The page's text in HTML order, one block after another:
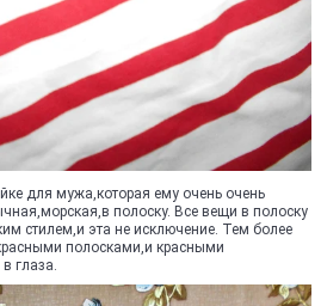
для мужа,которая ему очень очень
полоску. Все вещи в полоску
стилем,и эта не исключение. Тем более
полосками,и красными
глаза.